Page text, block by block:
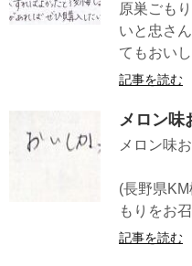
原巣ごも
いと忠さ
てもおい
記事を読む
メロン味
メロン味
(長野県
もりをお
記事を読む